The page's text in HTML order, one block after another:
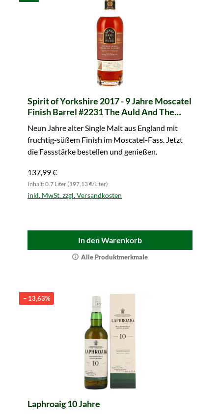
Spirit of Yorkshire 2017 - 9 Jahre Moscatel
Finish Barrel #2231 The Auld And The
Neun Jahre alter Single Malt aus England mit
fruchtig-süßem Finish im Moscatel-Fass. Jetzt
die Fassstärke bestellen und genießen.
137,99 €
Inhalt: 0.7 Liter (197,13 €/Liter)
inkl. MwSt. zzgl. Versandkosten
In den Warenkorb
Alle Produktmerkmale
– 13,63%
Laphroaig 10 Jahre